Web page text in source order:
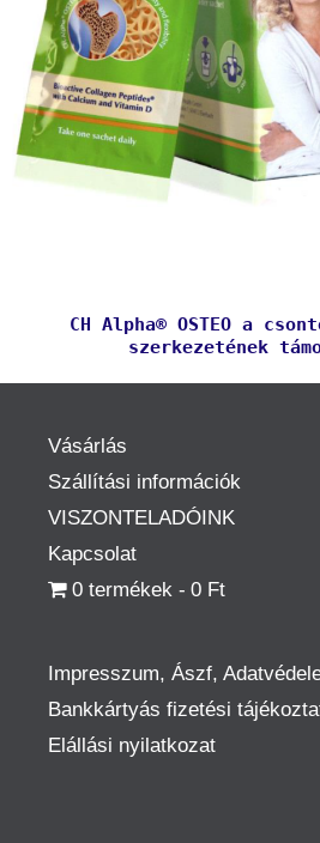
CH Alpha® OSTEO a
szerkezetének
Vásárlás
Szállítási információk
VISZONTELADÓINK
Kapcsolat
0 termékek
0 Ft
Impresszum, Ászf,
Bankkártyás fizetési
Elállási nyilatkozat